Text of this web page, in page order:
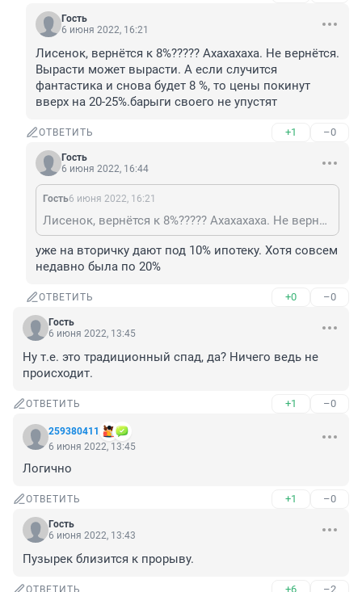
Гость
6 июня 2022, 16:21
Лисенок, вернётся к 8%????? Ахахахаха. Не вернётся.
Вырасти может вырасти. А если случится
фантастика и снова будет 8 %, то цены покинут
вверх на 20-25%.барыги своего не упустят
ОТВЕТИТЬ +1 –0
Гость
6 июня 2022, 16:44
Гость6 июня 2022, 16:21
Лисенок, вернётся к 8%????? Ахахахаха. Не вернётся. Вырасти может вырасти. А если случится фантастика и снова будет 8 %, то цены покинут вверх на 20-25%.барыги своего не упустят
уже на вторичку дают под 10% ипотеку. Хотя совсем
недавно была по 20%
ОТВЕТИТЬ +0 –0
Гость
6 июня 2022, 13:45
Ну т.е. это традиционный спад, да? Ничего ведь не
происходит.
ОТВЕТИТЬ +1 –0
259380411
6 июня 2022, 13:45
Логично
ОТВЕТИТЬ +1 –0
Гость
6 июня 2022, 13:43
Пузырек близится к прорыву.
ОТВЕТИТЬ +6 –2